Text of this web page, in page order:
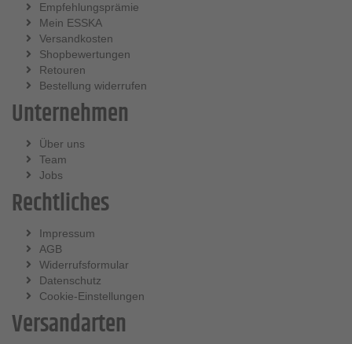
Empfehlungsprämie
Mein ESSKA
Versandkosten
Shopbewertungen
Retouren
Bestellung widerrufen
Unternehmen
Über uns
Team
Jobs
Rechtliches
Impressum
AGB
Widerrufsformular
Datenschutz
Cookie-Einstellungen
Versandarten